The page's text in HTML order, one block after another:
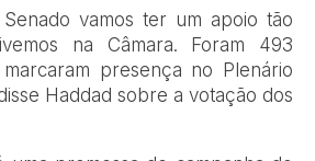
vamos ter um apoio tão
na Câmara. Foram 493
presença no Plenário
Haddad sobre a votação dos